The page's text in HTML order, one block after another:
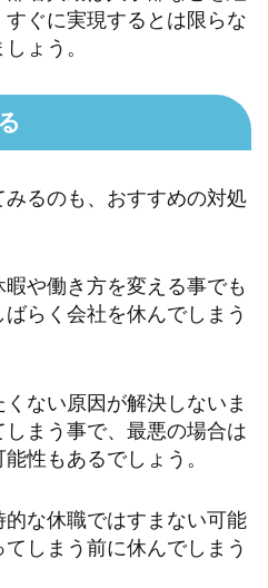
ぐに実現するとは限らな
ょう。
るのも、おすすめの対処
や働き方を変える事でも
らく会社を休んでしまう
ない原因が解決しないま
まう事で、最悪の場合は
性もあるでしょう。
な休職ではすまない可能
しまう前に休んでしまう